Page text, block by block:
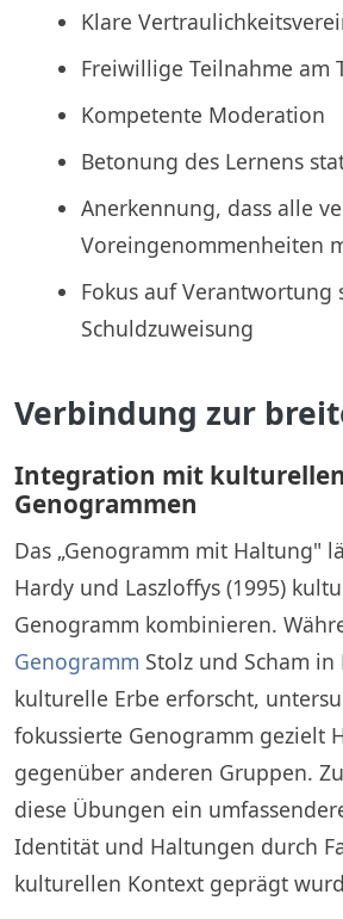
Klare
Freiwillige Teilnahme am
Kompetente Moderation
Betonung des Lernens
Anerkennung, dass alle
Voreingenommenheiten
Fokus auf Verantwortung
Schuldzuweisung
Verbindung zur
Integration mit kulturellen
Genogrammen
Das „Genogramm mit Haltung"
Hardy und Laszloffys (1995)
Genogramm kombinieren.
Genogramm Stolz und Scham in
kulturelle Erbe erforscht,
fokussierte Genogramm gezielt
gegenüber anderen Gruppen.
diese Übungen ein
Identität und Haltungen durch
kulturellen Kontext geprägt